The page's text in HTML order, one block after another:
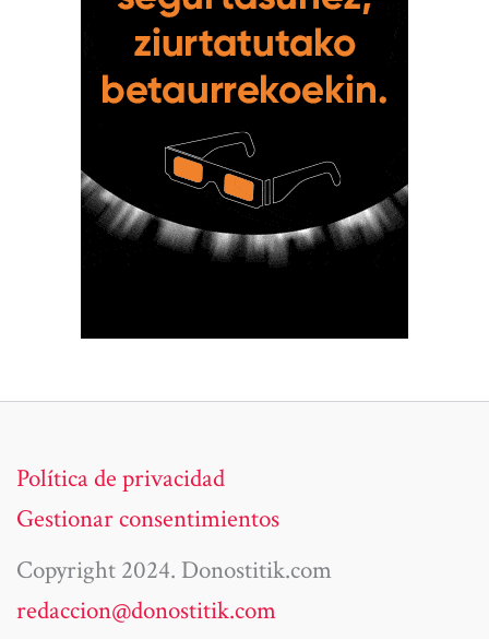
Política de privacidad
Gestionar consentimientos
Copyright 2024. Donostitik.com
redaccion@donostitik.com